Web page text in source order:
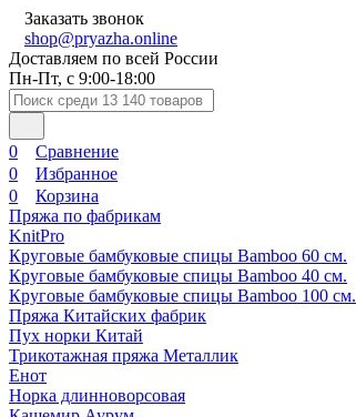
Заказать звонок
shop@pryazha.online
Доставляем по всей России
Пн-Пт, с 9:00-18:00
0
Сравнение
0
Избранное
0
Корзина
Пряжа по фабрикам
KnitPro
Круговые бамбуковые спицы Bamboo 60 см.
Круговые бамбуковые спицы Bamboo 40 см.
Круговые бамбуковые спицы Bamboo 100 см.
Пряжа Китайских фабрик
Пух норки Китай
Трикотажная пряжа Металлик
Енот
Норка длинноворсовая